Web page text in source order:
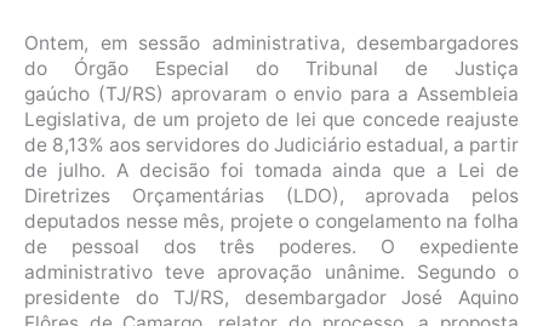
Ontem, em sessão administrativa, desembargadores
do Órgão Especial do Tribunal de Justiça
gaúcho (TJ/RS) aprovaram o envio para a Assembleia
Legislativa, de um projeto de lei que concede reajuste
de 8,13% aos servidores do Judiciário estadual, a partir
de julho. A decisão foi tomada ainda que a Lei de
Diretrizes Orçamentárias (LDO), aprovada pelos
deputados nesse mês, projete o congelamento na folha
de pessoal dos três poderes. O expediente
administrativo teve aprovação unânime. Segundo o
presidente do TJ/RS, desembargador José Aquino